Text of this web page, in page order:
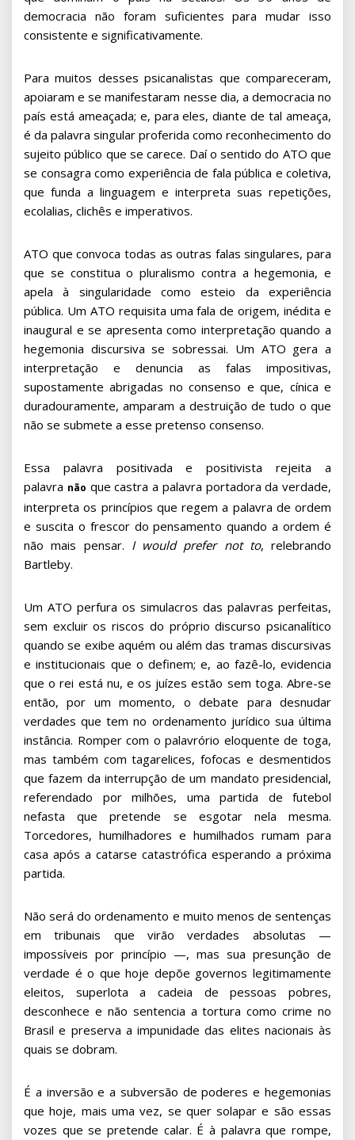
democracia não foram suficientes para mudar isso
consistente e significativamente.
Para muitos desses psicanalistas que compareceram,
apoiaram e se manifestaram nesse dia, a democracia no
país está ameaçada; e, para eles, diante de tal ameaça,
é da palavra singular proferida como reconhecimento do
sujeito público que se carece. Daí o sentido do ATO que
se consagra como experiência de fala pública e coletiva,
que funda a linguagem e interpreta suas repetições,
ecolalias, clichês e imperativos.
ATO que convoca todas as outras falas singulares, para
que se constitua o pluralismo contra a hegemonia, e
apela à singularidade como esteio da experiência
pública. Um ATO requisita uma fala de origem, inédita e
inaugural e se apresenta como interpretação quando a
hegemonia discursiva se sobressai. Um ATO gera a
interpretação e denuncia as falas impositivas,
supostamente abrigadas no consenso e que, cínica e
duradouramente, amparam a destruição de tudo o que
não se submete a esse pretenso consenso.
Essa palavra positivada e positivista rejeita a
palavra não que castra a palavra portadora da verdade,
interpreta os princípios que regem a palavra de ordem
e suscita o frescor do pensamento quando a ordem é
não mais pensar. I would prefer not to, relebrando
Bartleby.
Um ATO perfura os simulacros das palavras perfeitas,
sem excluir os riscos do próprio discurso psicanalítico
quando se exibe aquém ou além das tramas discursivas
e institucionais que o definem; e, ao fazê-lo, evidencia
que o rei está nu, e os juízes estão sem toga. Abre-se
então, por um momento, o debate para desnudar
verdades que tem no ordenamento jurídico sua última
instância. Romper com o palavrório eloquente de toga,
mas também com tagarelices, fofocas e desmentidos
que fazem da interrupção de um mandato presidencial,
referendado por milhões, uma partida de futebol
nefasta que pretende se esgotar nela mesma.
Torcedores, humilhadores e humilhados rumam para
casa após a catarse catastrófica esperando a próxima
partida.
Não será do ordenamento e muito menos de sentenças
em tribunais que virão verdades absolutas —
impossíveis por princípio —, mas sua presunção de
verdade é o que hoje depõe governos legitimamente
eleitos, superlota a cadeia de pessoas pobres,
desconhece e não sentencia a tortura como crime no
Brasil e preserva a impunidade das elites nacionais às
quais se dobram.
É a inversão e a subversão de poderes e hegemonias
que hoje, mais uma vez, se quer solapar e são essas
vozes que se pretende calar. É à palavra que rompe,